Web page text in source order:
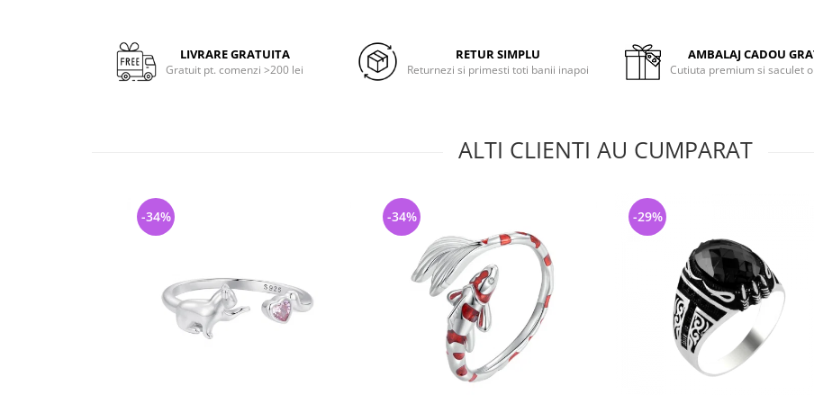
LIVRARE GRATUITA
Gratuit pt. comenzi >200 lei
RETUR SIMPLU
Returnezi si primesti toti banii inapoi
AMBALAJ CADOU
Cutiuta premium si saculet
ALTI CLIENTI AU CUMPARAT
-34% -34% -29%